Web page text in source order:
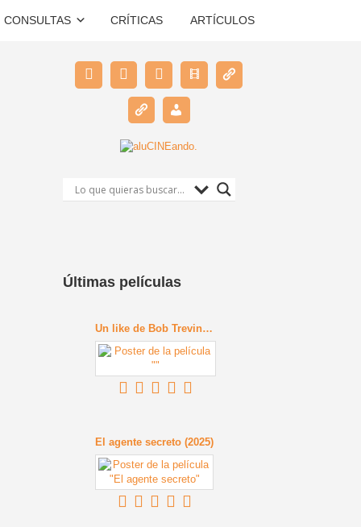
CONSULTAS CRÍTICAS ARTÍCULOS
Últimas películas
Un like de Bob Trevino (2024)
El agente secreto (2025)